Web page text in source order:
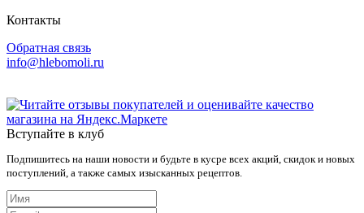
Контакты
Обратная связь
info@hlebomoli.ru
Вступайте в клуб
Подпишитесь на наши новости и будьте в кусре всех акций, скидок и новых
поступлений, а также самых изысканных рецептов.